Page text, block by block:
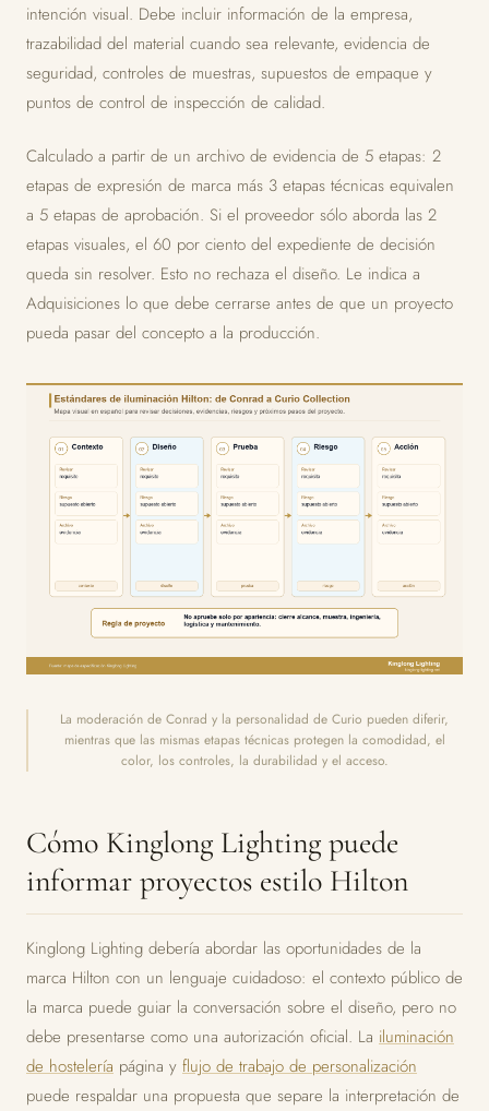
intención visual. Debe incluir información de la empresa,
trazabilidad del material cuando sea relevante, evidencia de
seguridad, controles de muestras, supuestos de empaque y
puntos de control de inspección de calidad.
Calculado a partir de un archivo de evidencia de 5 etapas: 2
etapas de expresión de marca más 3 etapas técnicas equivalen
a 5 etapas de aprobación. Si el proveedor sólo aborda las 2
etapas visuales, el 60 por ciento del expediente de decisión
queda sin resolver. Esto no rechaza el diseño. Le indica a
Adquisiciones lo que debe cerrarse antes de que un proyecto
pueda pasar del concepto a la producción.
La moderación de Conrad y la personalidad de Curio pueden diferir,
mientras que las mismas etapas técnicas protegen la comodidad, el
color, los controles, la durabilidad y el acceso.
Cómo Kinglong Lighting puede
informar proyectos estilo Hilton
Kinglong Lighting debería abordar las oportunidades de la
marca Hilton con un lenguaje cuidadoso: el contexto público de
la marca puede guiar la conversación sobre el diseño, pero no
debe presentarse como una autorización oficial. La iluminación
de hostelería página y flujo de trabajo de personalización
puede respaldar una propuesta que separe la interpretación de